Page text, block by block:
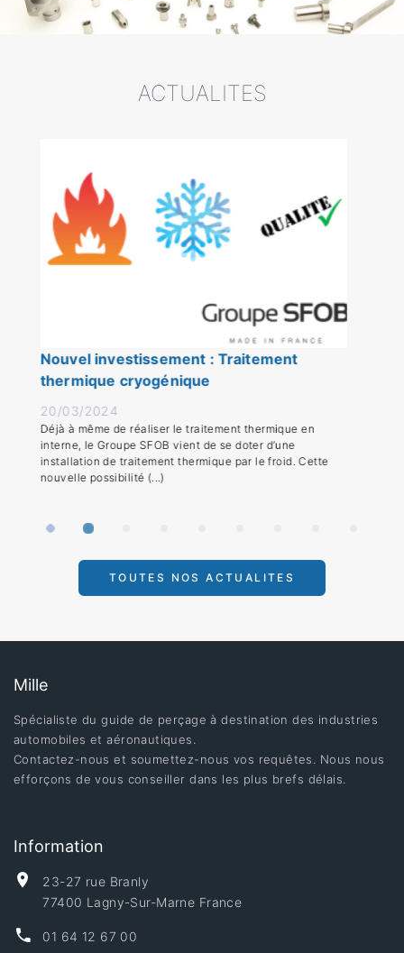
ACTUALITES
Nouvel investissement : Traitement
thermique cryogénique
20/03/2024
Déjà à même de réaliser le traitement thermique en
interne, le Groupe SFOB vient de se doter d’une
installation de traitement thermique par le froid. Cette
nouvelle possibilité (...)
TOUTES NOS ACTUALITES
Mille
Spécialiste du guide de perçage à destination des industries
automobiles et aéronautiques.
Contactez-nous et soumettez-nous vos requêtes. Nous nous
efforçons de vous conseiller dans les plus brefs délais.
Information
23-27 rue Branly
77400 Lagny-Sur-Marne France
01 64 12 67 00